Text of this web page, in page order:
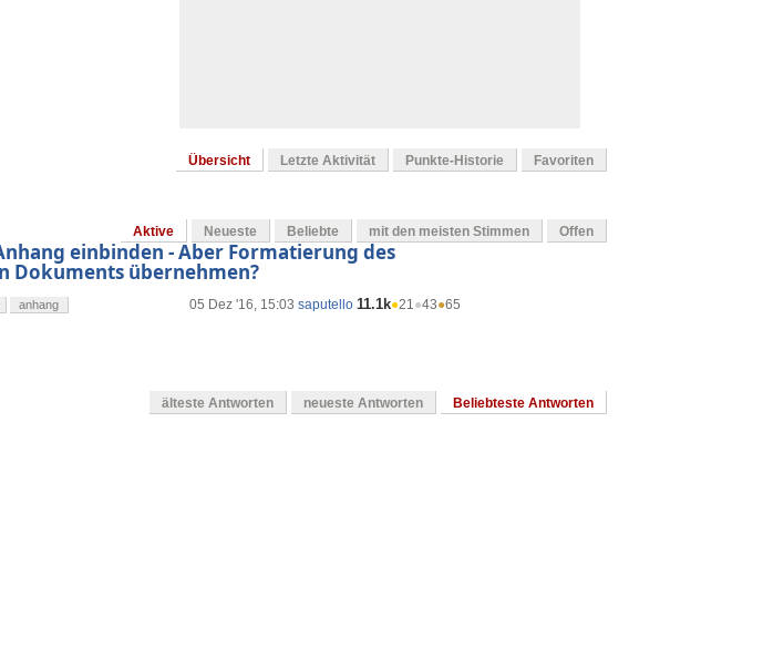
Übersicht Letzte Aktivität Punkte-Historie Favoriten
Aktive Neueste Beliebte mit den meisten Stimmen Offen
einbinden - Aber Formatierung des
Dokuments übernehmen?
05 Dez '16, 15:03 saputello 11.1k●21●43●65
anhang
älteste Antworten neueste Antworten Beliebteste Antworten